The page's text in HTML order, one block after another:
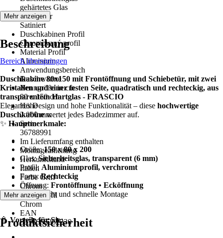
gehärtetes Glas
Glasdekor
Satiniert
Duschkabinen Profil
Chromovaný profil
Material Profil
Aluminium
Anwendungsbereich
Duschwanne
Nenngröße in cm
80 x 150 cm
Höhe
2.000 mm
Serie
36788991
Im Lieferumfang enthalten
Montageanleitung
Herkunftsland
Italien
Farbe Griff
Chrom
Farbe Profil
Chrom
EAN
8056666262230
Mehr anzeigen
Beschreibung
Bereich überspringen
Duschkabine 80x150 mit Frontöffnung und Schiebetür, mit zwei
Kristallen und einer festen Seite, quadratisch und rechteckig, aus
transparentem Hartglas - FRASCIO
Elegantes Design und hohe Funktionalität – diese hochwertige
Duschkabinewertet jedes Badezimmer auf.
✨ Hauptmerkmale:
Größe:150 x 80 x 200
Glas:Sicherheitsglas, transparent (6 mm)
Profil: Aluminiumprofil, verchromt
Form:Rechteckig
Öffnung: Frontöffnung • Ecköffnung
Pflegeleicht und schnelle Montage
🚿Vorteile für Sie:
Mehr anzeigen
Produktsicherheit